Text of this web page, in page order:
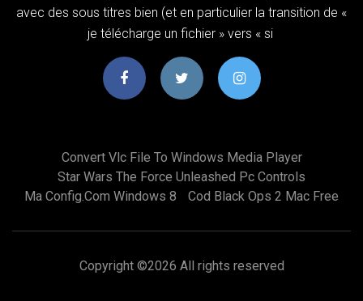
avec des sous titres bien (et en particulier la transition de «
je télécharge un fichier » vers « si
Convert Vlc File To Windows Media Player
Star Wars The Force Unleashed Pc Controls
Ma Config.com Windows 8
Cod Black Ops 2 Mac Free
Copyright ©2026 All rights reserved